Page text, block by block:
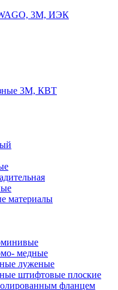
3M, ИЭК
3M, КВТ
матeриалы
медные
луженые
штифтовые плоские
фланцем